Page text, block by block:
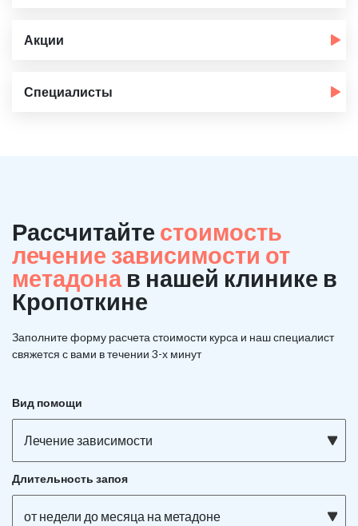
Акции
Специалисты
Рассчитайте стоимость
лечение зависимости от
метадона в нашей клинике в
Кропоткине
Заполните форму расчета стоимости курса и наш специалист
свяжется с вами в течении 3-х минут
Вид помощи
Лечение зависимости
Длительность запоя
от недели до месяца на метадоне